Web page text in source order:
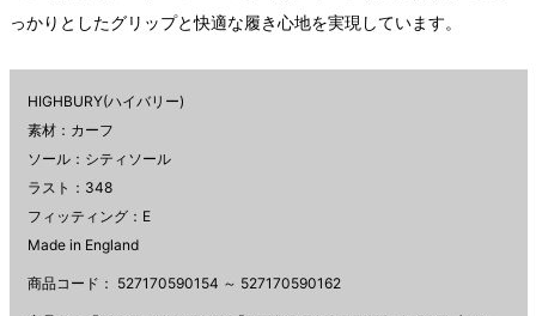
っかりとしたグリップと快適な履き心地を実現しています。
HIGHBURY(ハイバリー)
素材：カーフ
ソール：シティソール
ラスト：348
フィッティング：E
Made in England
商品コード： 527170590154 ～ 527170590162